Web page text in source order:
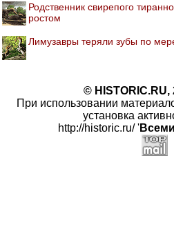
Родственник свирепого
ростом
Лимузавры теряли зубы по
© HISTORIC.RU,
При использовании
установка
http://historic.ru/ '